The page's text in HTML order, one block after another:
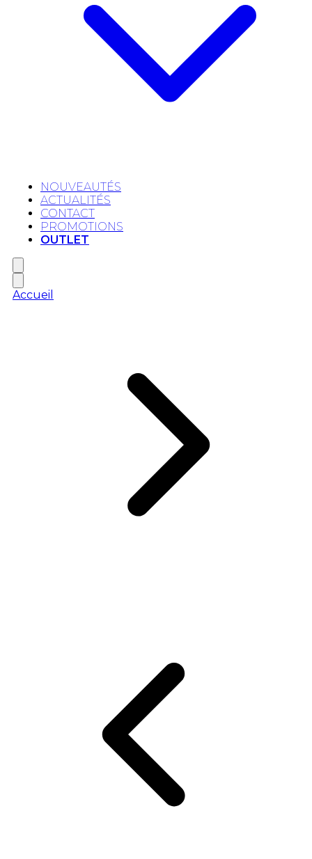
NOUVEAUTÉS
ACTUALITÉS
CONTACT
PROMOTIONS
OUTLET
Accueil